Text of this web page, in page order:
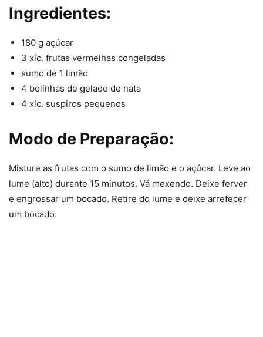
Ingredientes:
180 g açúcar
3 xíc. frutas vermelhas congeladas
sumo de 1 limão
4 bolinhas de gelado de nata
4 xíc. suspiros pequenos
Modo de Preparação:
Misture as frutas com o sumo de limão e o açúcar. Leve ao
lume (alto) durante 15 minutos. Vá mexendo. Deixe ferver
e engrossar um bocado. Retire do lume e deixe arrefecer
um bocado.